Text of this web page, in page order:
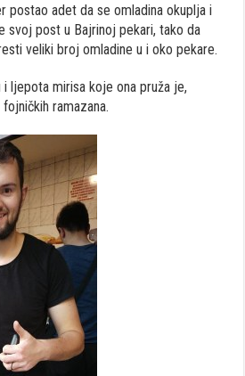
postao adet da se omladina okuplja i
svoj post u Bajrinoj pekari, tako da
veliki broj omladine u i oko pekare.
i ljepota mirisa koje ona pruža je,
ramazana.